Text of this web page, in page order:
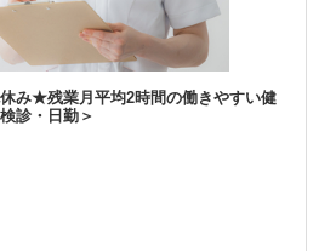
休み★残業月平均2時間の働きやすい健
診・日勤＞